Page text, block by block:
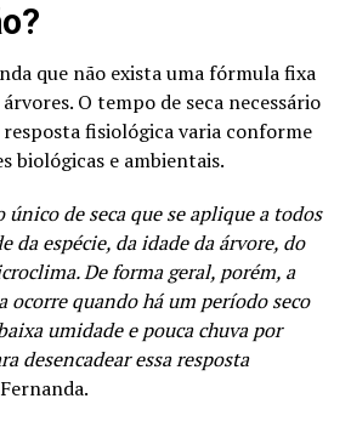
que não exista uma fórmula fixa
O tempo de seca necessário
resposta fisiológica varia conforme
biológicas e ambientais.
único de seca que se aplique a todos
da espécie, da idade da árvore, do
De forma geral, porém, a
ocorre quando há um período seco
umidade e pouca chuva por
desencadear essa resposta